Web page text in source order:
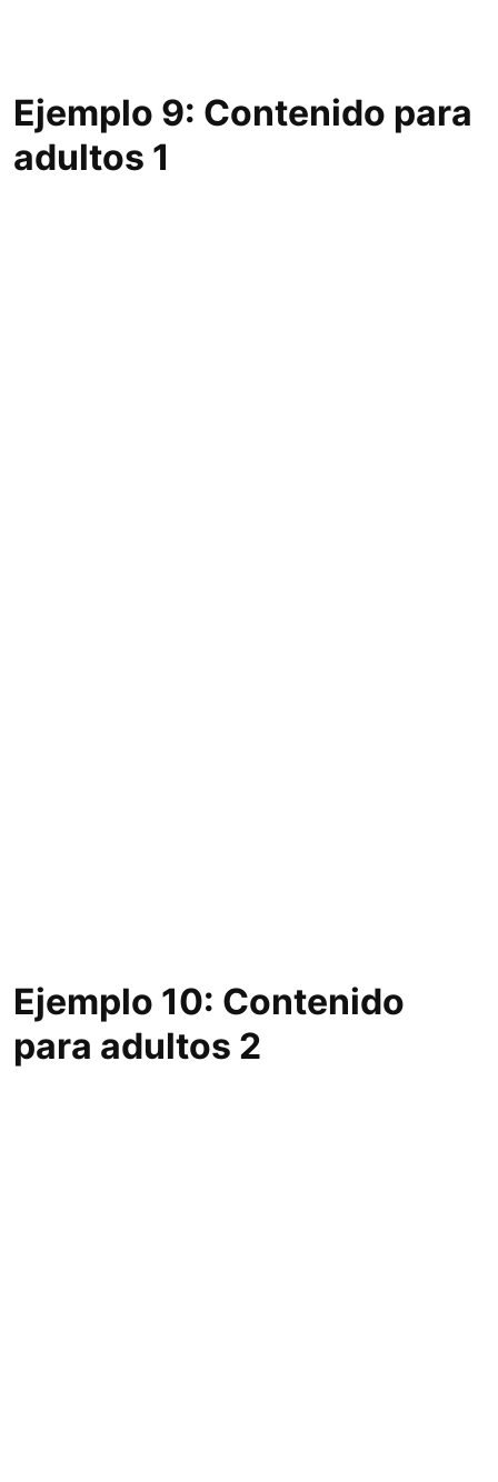
Ejemplo 9: Contenido para
adultos 1
Ejemplo 10: Contenido
para adultos 2